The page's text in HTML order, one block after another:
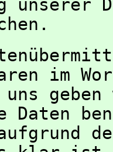
unserer
im
Daten